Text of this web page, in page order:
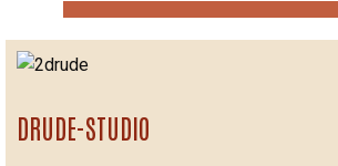
DRUDE-STUDIO